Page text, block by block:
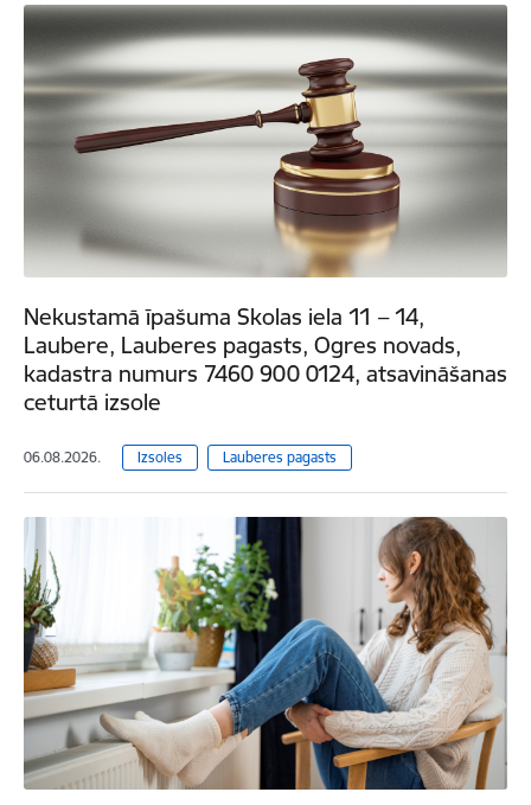
Nekustamā īpašuma Skolas iela 11 – 14,
Laubere, Lauberes pagasts, Ogres novads,
kadastra numurs 7460 900 0124, atsavināšanas
ceturtā izsole
06.08.2026. Izsoles Lauberes pagasts